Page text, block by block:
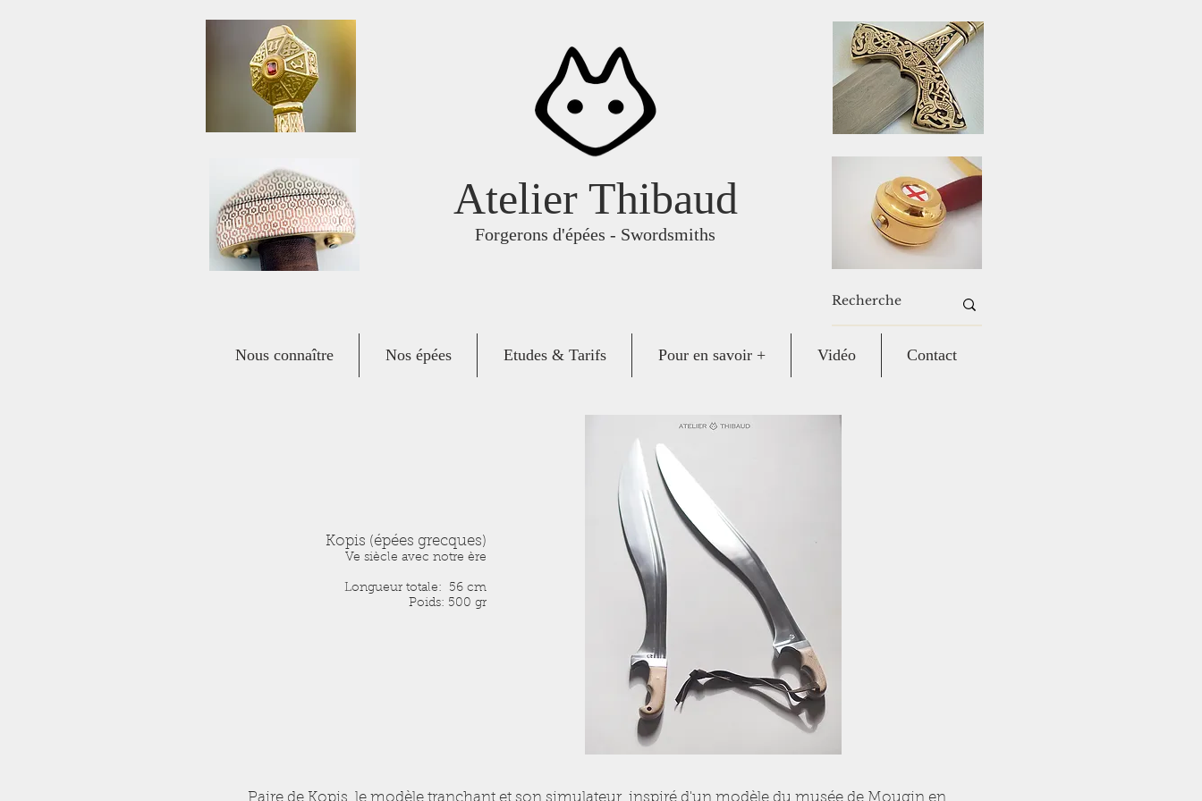
Atelier Thibaud
Forgerons d'épées - Swordsmiths
Kopis (épées grecques)
Ve siècle avec notre ère
Longueur totale: 56 cm
Poids: 500 gr
Paire de Kopis, le modèle tranchant et son simulateur, inspiré d'un modèle du musée de Mougin en
Nous connaître Nos épées Etudes & Tarifs Pour en savoir + Vidéo Contact